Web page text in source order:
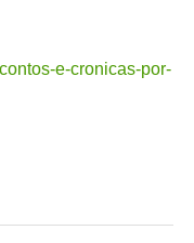
e-cronicas-por-